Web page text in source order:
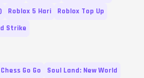
Roblox 5 Hari
Roblox Top Up
Strike
Go Go
Soul Land: New World